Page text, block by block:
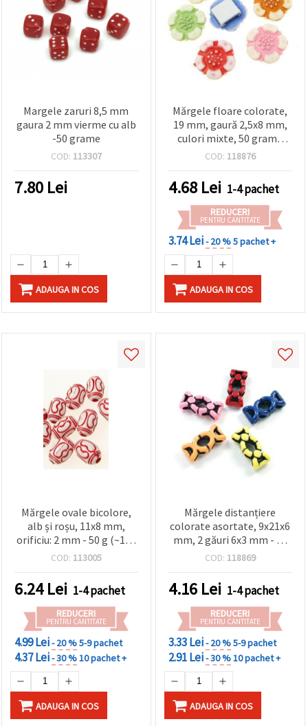
Margele zaruri 8,5 mm
gaura 2 mm vierme cu alb
-50 grame
COD: 113307
7.80 Lei
ADAUGA IN COS
Mărgele floare colorate,
19 mm, gaură 2,5x8 mm,
culori mixte, 50 grame
(~64 buc.)
COD: 118876
4.68 Lei 1-4 pachet
REDUCERI
PENTRU CANTITATE
3.74 Lei- 20 %5 pachet +
ADAUGA IN COS
Mărgele ovale bicolore,
alb și roșu, 11x8 mm,
orificiu: 2 mm - 50 g (~125
buc.)
COD: 113005
6.24Lei 1-4 pachet
REDUCERI
PENTRU CANTITATE
4.99 Lei- 20 %5-9 pachet
4.37 Lei- 30 %10 pachet +
ADAUGA IN COS
Mărgele distanțiere
colorate asortate, 9x21x6
mm, 2 găuri 6x3 mm - 20
bucăți
COD: 118869
4.16 Lei 1-4 pachet
REDUCERI
PENTRU CANTITATE
3.33 Lei- 20 %5-9 pachet
2.91 Lei- 30 %10 pachet +
ADAUGA IN COS